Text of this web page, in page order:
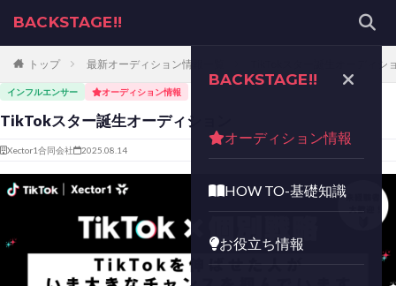
BACKSTAGE!!
BACKSTAGE!!
オーディション情報
HOW TO-基礎知識
お役立ち情報
トップ 最新オーディション情報一覧 TikTokスター誕生オーディシ
インフルエンサー オーディション情報
TikTokスター誕生オーディション
Xector1合同会社 2025.08.14